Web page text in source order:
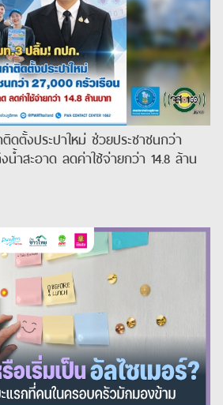
ตั้งประปาใหม่ ช่วยประชาชนกว่า
น้ำสะอาด ลดค่าใช้จ่ายกว่า 14.8 ล้าน